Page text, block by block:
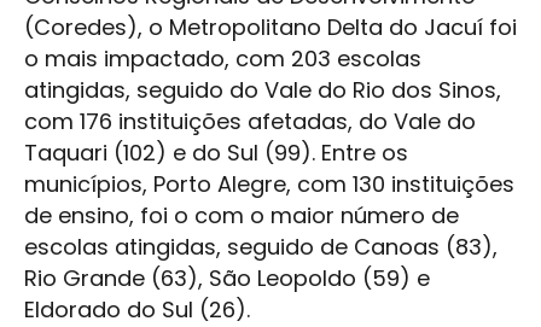
(Coredes), o Metropolitano Delta do Jacuí foi
o mais impactado, com 203 escolas
atingidas, seguido do Vale do Rio dos Sinos,
com 176 instituições afetadas, do Vale do
Taquari (102) e do Sul (99). Entre os
municípios, Porto Alegre, com 130 instituições
de ensino, foi o com o maior número de
escolas atingidas, seguido de Canoas (83),
Rio Grande (63), São Leopoldo (59) e
Eldorado do Sul (26).